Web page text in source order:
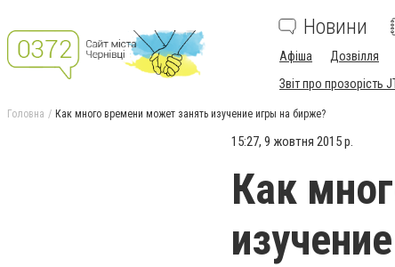
Новини
Афіша Дозвілля
Звіт про прозорість
Головна Как много времени может занять изучение игры на бирже?
15:27, 9 жовтня 2015 р.
Как